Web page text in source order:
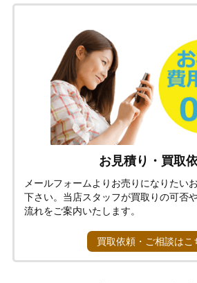
お見積り・買取
メールフォームよりお売りになりたい
下さい。当店スタッフが買取りの可否
流れをご案内いたします。
買取依頼・ご相談はこ